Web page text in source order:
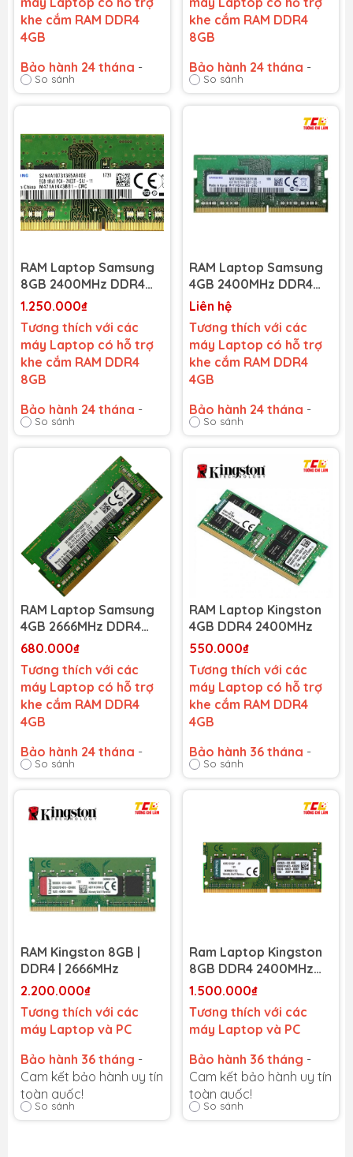
khe cắm RAM DDR4
4GB
Bảo hành 24 tháng -
Cam kết bảo hành uy tín
toàn quốc!
gian bảo hành
So sánh
khe cắm RAM DDR4
8GB
Bảo hành 24 tháng -
Cam kết bảo hành uy tín
toàn quốc!
Lỗi 1 đổi 1 trong suốt thời
So sánh
RAM Laptop Samsung
8GB 2400MHz DDR4
(1x8GB) (NEW)
1.250.000₫
Tương thích với các
máy Laptop có hỗ trợ
khe cắm RAM DDR4
8GB
Bảo hành 24 tháng -
Cam kết bảo hành uy tín
toàn quốc!
Lỗi 1 đổi 1 trong suốt thời
gian bảo hành
So sánh
RAM Laptop Samsung
4GB 2400MHz DDR4
(1x4GB) (NEW)
Liên hệ
Tương thích với các
máy Laptop có hỗ trợ
khe cắm RAM DDR4
4GB
Bảo hành 24 tháng -
Cam kết bảo hành uy tín
toàn quốc!
Lỗi 1 đổi 1 trong suốt thời
gian bảo hành
So sánh
RAM Laptop Samsung
4GB 2666MHz DDR4
(1x4GB) (NEW)
680.000₫
Tương thích với các
máy Laptop có hỗ trợ
khe cắm RAM DDR4
4GB
Bảo hành 24 tháng -
Cam kết bảo hành uy tín
toàn quốc!
Lỗi 1 đổi 1 trong suốt thời
gian bảo hành
So sánh
RAM Laptop Kingston
4GB DDR4 2400MHz
550.000₫
Tương thích với các
máy Laptop có hỗ trợ
khe cắm RAM DDR4
4GB
Bảo hành 36 tháng -
Cam kết bảo hành uy tín
toàn quốc!
Lỗi 1 đổi 1 trong suốt thời
So sánh
RAM Kingston 8GB |
DDR4 | 2666MHz
2.200.000₫
Tương thích với các
máy Laptop và PC
Bảo hành 36 tháng -
Cam kết bảo hành uy tín
toàn quốc!
Lỗi 1 đổi 1 trong suốt thời
So sánh
Ram Laptop Kingston
8GB DDR4 2400MHz
(1x8G) (KVR24S17S8/8)
1.500.000₫
Tương thích với các
máy Laptop và PC
Bảo hành 36 tháng -
Cam kết bảo hành uy tín
toàn quốc!
Lỗi 1 đổi 1 trong suốt thời
So sánh